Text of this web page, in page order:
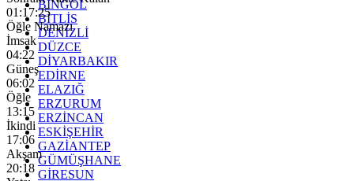
BİNGÖL
BİTLİS
DENİZLİ
DÜZCE
DİYARBAKIR
EDİRNE
ELAZIĞ
ERZURUM
ERZİNCAN
ESKİŞEHİR
GAZİANTEP
GÜMÜŞHANE
GİRESUN
01:17:23
Öğle Namazı
İmsak
04:22
Güneş
06:02
Öğle
13:15
İkindi
17:06
Akşam
20:18